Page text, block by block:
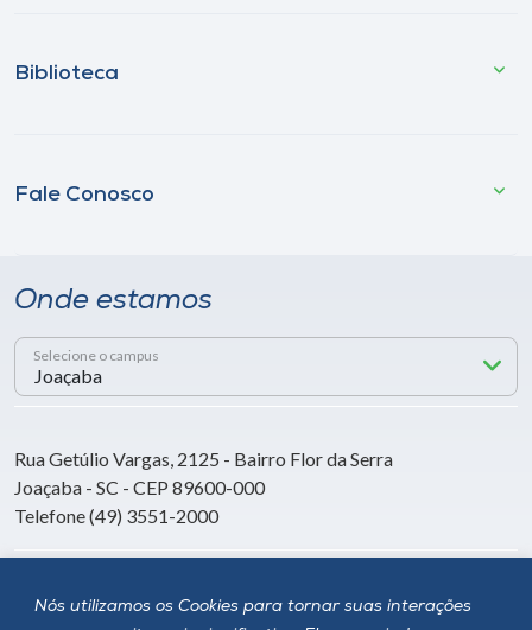
Nós utilizamos os Cookies para tornar suas interações
Biblioteca
Fale Conosco
Onde estamos
Selecione o campus
Rua Getúlio Vargas, 2125 - Bairro Flor da Serra
Joaçaba - SC - CEP 89600-000
Telefone (49) 3551-2000
Siga a Unoesc